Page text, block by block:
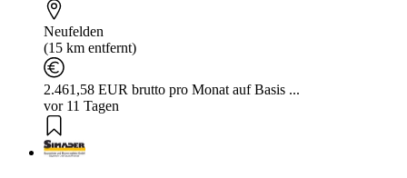
Neufelden
(15 km entfernt)
2.461,58 EUR brutto pro Monat auf Basis ...
vor 11 Tagen